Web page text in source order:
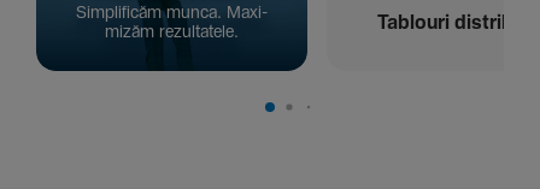
Simpli­ficăm munca. Maxi­
mizăm rezul­ta­tele.
Tablouri